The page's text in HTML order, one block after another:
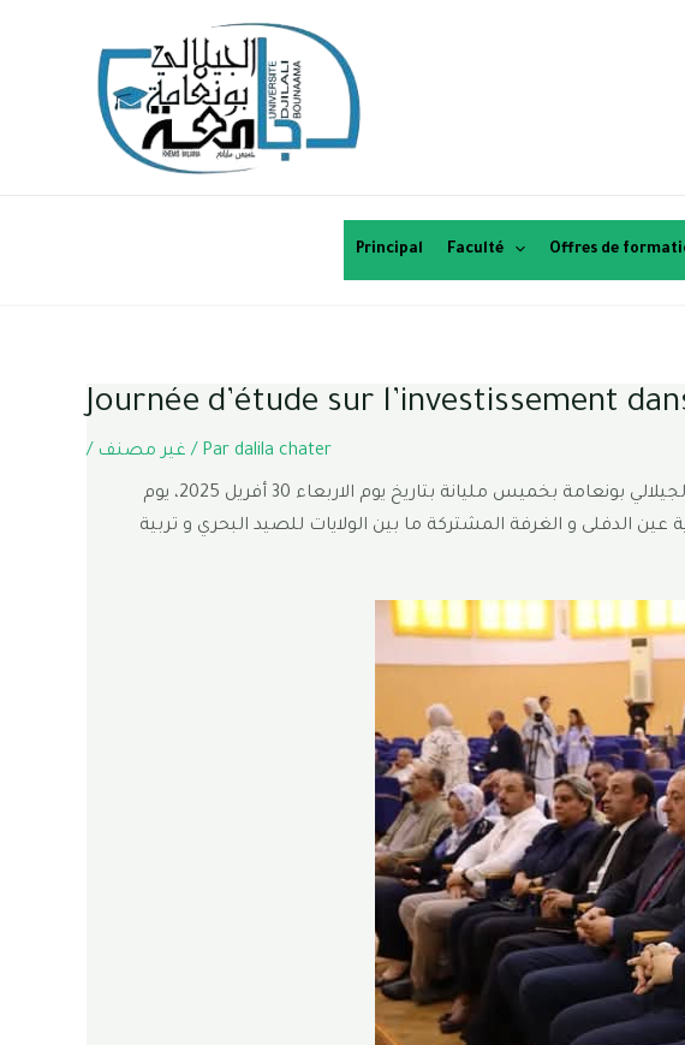
Principal Faculté Offres de
Journée d’étude sur l’investissement
/ غير مصنف / Par dalila chater
تحت اشراف السيد والي ولاية عين الدفلى، نظمت كلية علوم الطبيعة و الحياة و علوم الأرض بجامعة الجيلالي بونعامة بخميس مليانة بتاريخ يوم الاربعاء 30 أفريل 2025، يوم
عين الدفلى و الغرفة المشتركة ما بين الولايات للصيد البحري و تربية